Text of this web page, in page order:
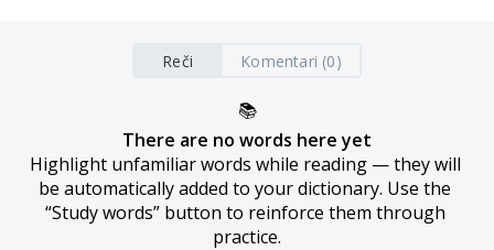
Reči Komentari (0)
📚
There are no words here yet
Highlight unfamiliar words while reading — they will
be automatically added to your dictionary. Use the
“Study words” button to reinforce them through
practice.